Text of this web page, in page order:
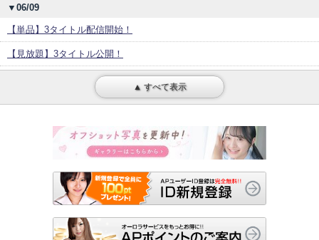
▼06/09
【単品】3タイトル配信開始！
【見放題】3タイトル公開！
▲ すべて表示